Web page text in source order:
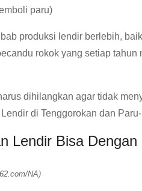
paru)
produksi lendir berlebih,
rokok yang setiap
dihilangkan agar tidak
di Tenggorokan dan
Lendir Bisa
NA)